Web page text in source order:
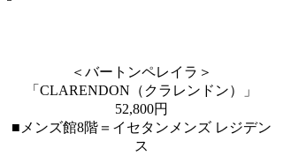
＜バートンペレイラ＞
「CLARENDON（クラレンドン）」
52,800円
■メンズ館8階＝イセタンメンズ レジデン
ス